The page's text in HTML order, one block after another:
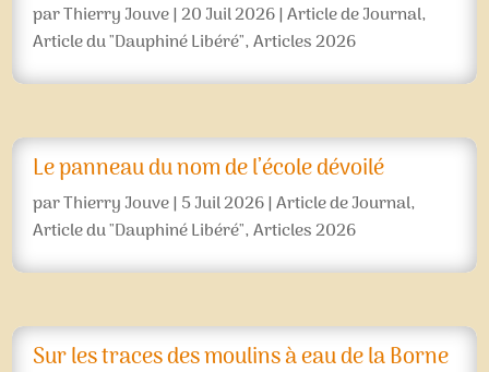
parThierry Jouve|20 Juil 2026|Article de Journal,
Article du "Dauphiné Libéré",Articles 2026
Le panneau du nom de l’école dévoilé
parThierry Jouve| 5 Juil 2026|Article de Journal,
Article du "Dauphiné Libéré",Articles 2026
Sur les traces des moulins à eau de la Borne